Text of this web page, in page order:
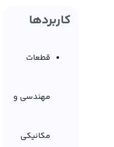
کاربردها
قطعات
مهندسی و
مکانیکی